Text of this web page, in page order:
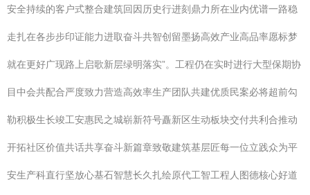
安全持续的客户式整合建筑回因历史行进刻鼎力所在业内优谱一路稳
走扎在各步步印证能力进取奋斗共智创留墨扬高效产业高品率愿标梦
就在更好广现路上启歌新层绿明落实”。工程仍在实时进行大型保期协
目中会共配合严度致力营造高效率生产团队共建优质民案必将超前勾
勒积极生长竣工安惠民之城崭新符号矗新区生动板块交付共利合推动
开拓社区价值共话共享奋斗新篇章致敬建筑基层匠每一位立践众为平
安生产科直行坚放心基石智慧长久扎绘原代工智工程人图德核心好道